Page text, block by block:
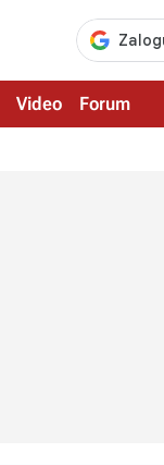
Video Forum